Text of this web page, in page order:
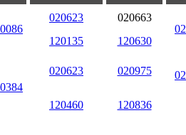
020623
020663
120135
120630
020623 020975
120460 120836